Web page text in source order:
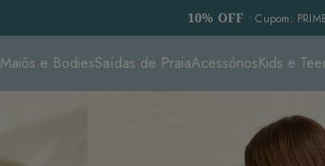
10% OFF • Cupom:
Maiôs e BodiesSaídas de PraiaAcessóriosKids e